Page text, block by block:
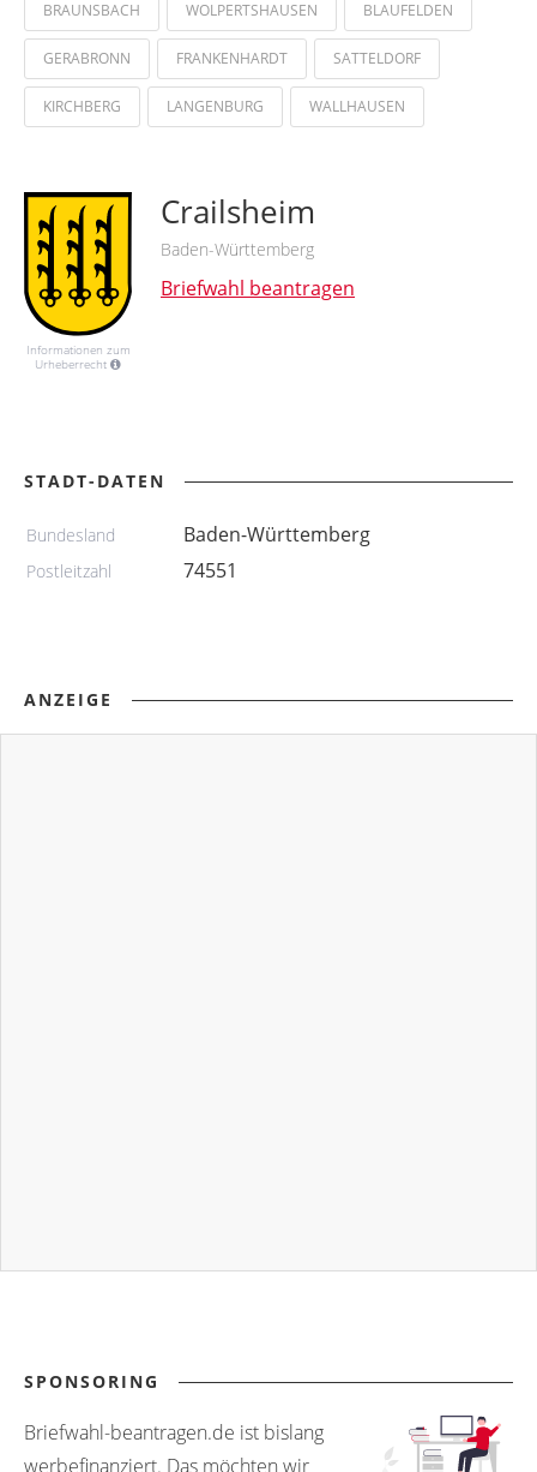
BRAUNSBACH WOLPERTSHAUSEN BLAUFELDEN
GERABRONN FRANKENHARDT SATTELDORF
KIRCHBERG LANGENBURG WALLHAUSEN
Informationen zum
Urheberrecht
Crailsheim
Baden-Württemberg
Briefwahl beantragen
STADT-DATEN
Bundesland Baden-Württemberg
Postleitzahl 74551
ANZEIGE
SPONSORING
Briefwahl-beantragen.de ist bislang
werbefinanziert. Das möchten wir